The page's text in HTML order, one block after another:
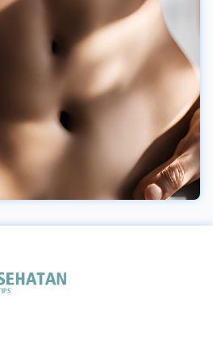
yang Lebih
akses ke berbagai
ini juga memberikan
yang lebih berkualitas.
membuat setiap tayangan
akses tanpa
pengguna menikmati
secara lebih
keunggulan tersebut
yang sulit didapatkan
Tidak mengherankan jika
memilih langganan
film, serial, maupun
menjadi solusi
berkualitas kini semakin